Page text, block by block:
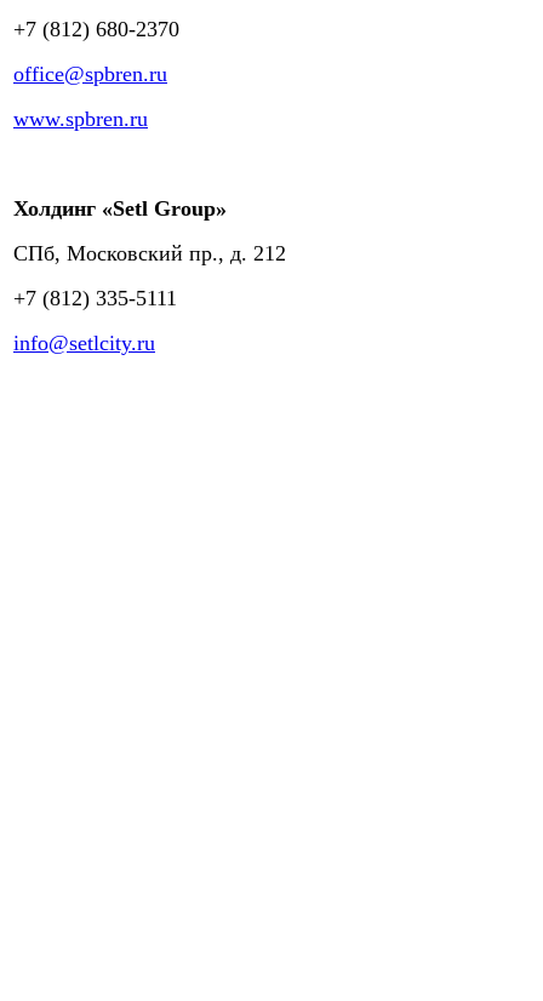
+7 (812) 680-2370
office@spbren.ru
www.spbren.ru
Холдинг «Setl Group»
СПб, Московский пр., д. 212
+7 (812) 335-5111
info@setlcity.ru